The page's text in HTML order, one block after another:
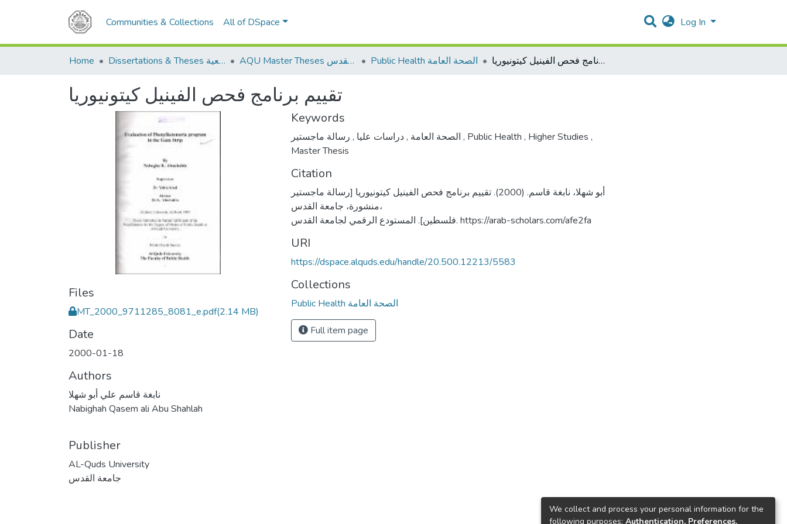
Communities & Collections All of DSpace Log In
Home Dissertations & Theses الرسائل الجامعية AQU Master Theses الرسائل الجامعية الخاصة بجامعة القدس Public Health الصحة العامة تقييم برنامج فحص الفينيل كيتونيوريا
تقييم برنامج فحص الفينيل كيتونيوريا
Files
MT_2000_9711285_8081_e.pdf(2.14 MB)
Date
2000-01-18
Authors
نابغة قاسم علي أبو شهلا
Nabighah Qasem ali Abu Shahlah
Publisher
AL-Quds University
جامعة القدس
Keywords
الصحة العامة ,دراسات عليا , , Public Health , Higher Studies ,
Master Thesis
Citation
أبو شهلا، نابغة قاسم. (2000). تقييم برنامج فحص الفينيل كيتونيوريا [رسالة ماجستير
منشورة، جامعة القدس،
فلسطين]. المستودع الرقمي لجامعة القدس. https://arab-scholars.com/afe2fa
URI
https://dspace.alquds.edu/handle/20.500.12213/5583
Collections
Public Health الصحة العامة
Full item page
We collect and process your personal information for the
following purposes: Authentication, Preferences,